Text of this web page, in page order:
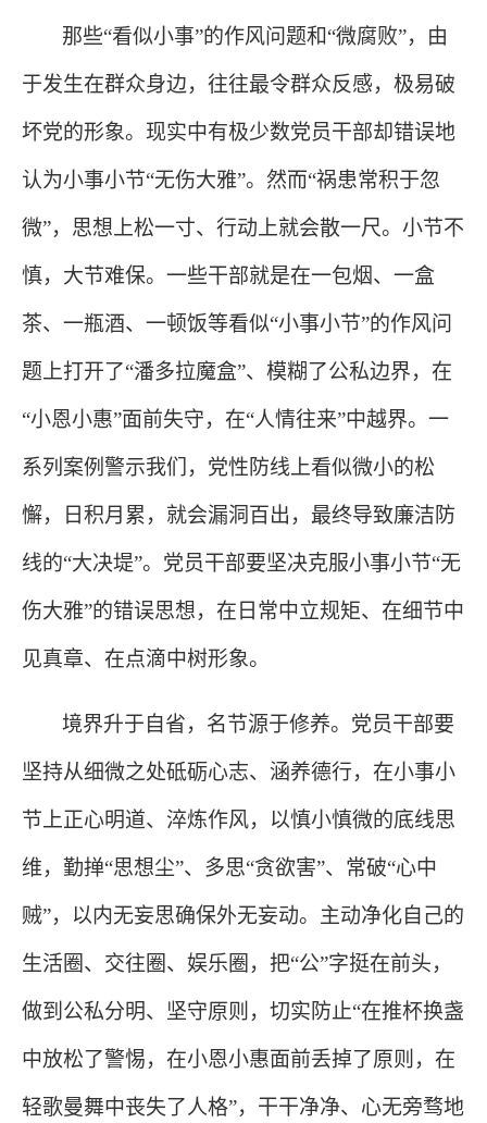
那些“看似小事”的作风问题和“微腐败”，由
于发生在群众身边，往往最令群众反感，极易破
坏党的形象。现实中有极少数党员干部却错误地
认为小事小节“无伤大雅”。然而“祸患常积于忽
微”，思想上松一寸、行动上就会散一尺。小节不
慎，大节难保。一些干部就是在一包烟、一盒
茶、一瓶酒、一顿饭等看似“小事小节”的作风问
题上打开了“潘多拉魔盒”、模糊了公私边界，在
“小恩小惠”面前失守，在“人情往来”中越界。一
系列案例警示我们，党性防线上看似微小的松
懈，日积月累，就会漏洞百出，最终导致廉洁防
线的“大决堤”。党员干部要坚决克服小事小节“无
伤大雅”的错误思想，在日常中立规矩、在细节中
见真章、在点滴中树形象。
境界升于自省，名节源于修养。党员干部要
坚持从细微之处砥砺心志、涵养德行，在小事小
节上正心明道、淬炼作风，以慎小慎微的底线思
维，勤掸“思想尘”、多思“贪欲害”、常破“心中
贼”，以内无妄思确保外无妄动。主动净化自己的
生活圈、交往圈、娱乐圈，把“公”字挺在前头，
做到公私分明、坚守原则，切实防止“在推杯换盏
中放松了警惕，在小恩小惠面前丢掉了原则，在
轻歌曼舞中丧失了人格”，干干净净、心无旁骛地